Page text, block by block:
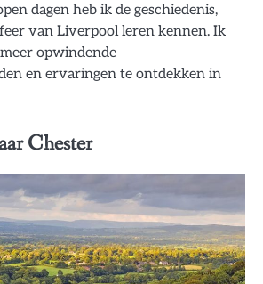
dagen heb ik de geschiedenis,
van Liverpool leren kennen. Ik
opwindende
en ervaringen te ontdekken in
Chester